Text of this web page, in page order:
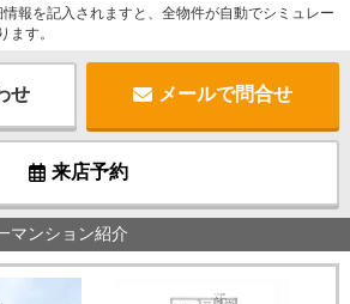
報を記入されますと、全物件が自動でシミュレー
ます。
せ メールで問合せ
来店予約
マンション紹介